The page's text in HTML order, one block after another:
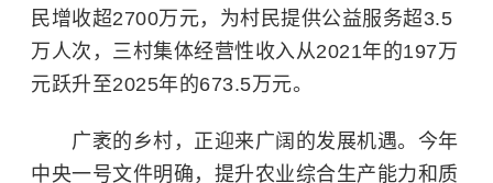
民增收超2700万元，为村民提供公益服务超3.5
万人次，三村集体经营性收入从2021年的197万
元跃升至2025年的673.5万元。
广袤的乡村，正迎来广阔的发展机遇。今年
中央一号文件明确，提升农业综合生产能力和质